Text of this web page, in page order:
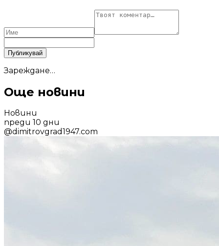
Публикувай
Зареждане…
Още новини
Новини
преди 10 дни
@dimitrovgrad1947.com